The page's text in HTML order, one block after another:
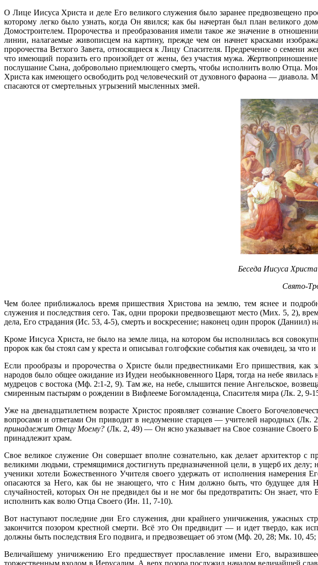
О Лице Иисуса Христа и деле Его великого служения было заранее предвозвещено
которому легко было узнать, когда Он явился; как бы начертан был план великого
Домостроителем. Пророчества и преобразования имели такое же значение в
линии, налагаемые живописцем на картину, прежде чем он начнет красками
пророчества Ветхого Завета, относящиеся к Лицу Спасителя. Предречение о семени
что имеющий поразить его произойдет от жены, без участия мужа.
послушание Сына, добровольно приемлющего смерть, чтобы исполнить волю Отца.
Христа как имеющего освободить род человеческий от духовного фараона —
спасаются от смертельных угрызений мысленных змей.
Беседа Иисуса
Свято-
Чем более приближалось время пришествия Христова на землю, тем яснее и
служения и последствия сего. Так, одни пророки предвозвещают место (Мих. 5, 2),
дела, Его страдания (Ис. 53, 4-5), смерть и вос­кресение; наконец один пророк (Даниил)
Кроме Иисуса Христа, не было на земле лица, на котором бы испол­нилась вся
пророк как бы стоял сам у креста и описывал голгофские события как очевидец, за что
Если прообразы и пророчества о Христе были предвестниками Его пришествия, как
народов было общее ожидание из Иудеи необыкновенного Царя, тогда на небе
мудрецов с востока (Мф. 2:1-2, 9). Там же, на небе, слышится пение Ангельское,
смиренным пастырям о рождении в Вифлееме Богомладенца, Спасителя мира (Лк. 2, 9-
Уже на двенадцатилетнем возрасте Христос проявляет сознание Своего
вопросами и ответами Он приводит в недоумение старцев — учителей народных (Лк.
принадлежит Отцу Моему? (Лк. 2, 49) — Он ясно указывает на Свое сознание Своего
принадлежит храм.
Свое великое служение Он совершает вполне сознательно, как делает архитектор
великими людьми, стремящимися достигнуть предназначенной цели, в ущерб их делу;
ученики хотели Божественного Учителя своего удержать от исполнения
опасаются за Него, как бы не знающего, что с Ним должно быть, что будущее для
случайностей, которых Он не предвидел бы и не мог бы предотвратить: Он знает,
исполнить как волю Отца Своего (Ин. 11, 7-10).
Вот наступают последние дни Его служения, дни крайнего уничи­жения, ужасных
закончится позо­ром крестной смерти. Всё это Он предвидит — и идет твердо, как
должны быть последствия Его подвига, и предвозвещает об этом (Мф. 20, 28; Мк. 10,
Величайшему уничижению Его предшествует прославление имени Его,
торжественным входом в Иерусалим. А верх позора послужил началом величайшей